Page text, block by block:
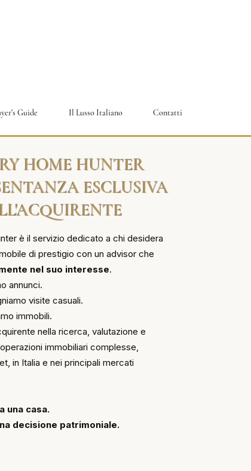
Guide Il Lusso Italiano Contatti
HOME HUNTER
ESCLUSIVA
è il servizio dedicato a chi desidera
di prestigio con un advisor che
nel suo interesse.
annunci.
visite casuali.
immobili.
nella ricerca, valutazione e
immobiliari complesse,
in Italia e nei principali mercati
una casa.
decisione patrimoniale.